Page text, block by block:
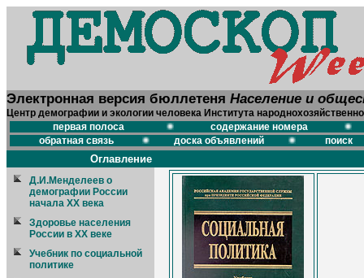
Электронная версия бюллетеня Население и
Центр демографии и экологии человека Института
первая полоса
содержание номера
обратная связь
доска объявлений поиск
Оглавление
Д.И.Менделеев о
демографии России
начала XX века
Здоровье населения
России в XX веке
Учебник по социальной
политике